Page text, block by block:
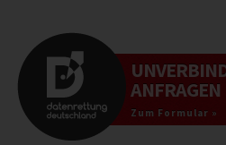
ANFRAGEN
Zum Formular »